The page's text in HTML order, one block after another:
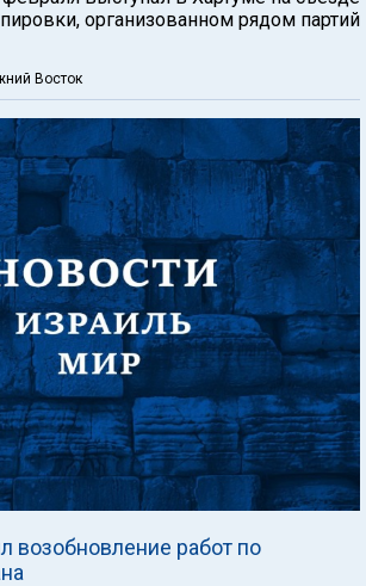
организованном рядом партий
Восток
возобновление работ по